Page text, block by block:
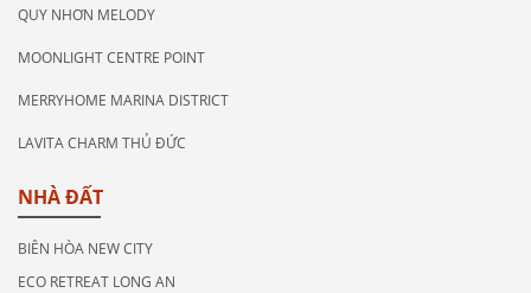
QUY NHƠN MELODY
MOONLIGHT CENTRE POINT
MERRYHOME MARINA DISTRICT
LAVITA CHARM THỦ ĐỨC
NHÀ ĐẤT
BIÊN HÒA NEW CITY
ECO RETREAT LONG AN